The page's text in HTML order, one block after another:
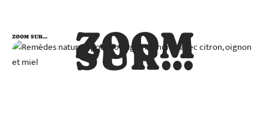
ZOOM
SUR…
ZOOM SUR…